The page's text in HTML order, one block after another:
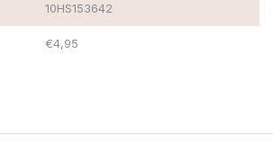
10HS153642
€4,95